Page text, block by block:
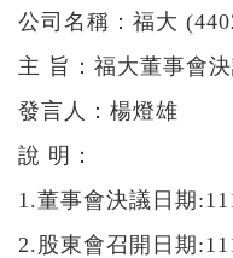
繁中
公司名稱：福大
主 旨：福大董事會
發言人：楊燈雄
說 明：
1.董事會決議日期
2.股東會召開日期